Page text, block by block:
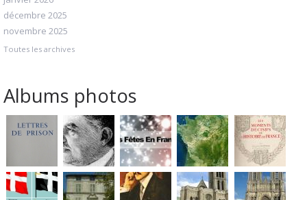
décembre 2025
novembre 2025
Toutes les archives
Albums photos